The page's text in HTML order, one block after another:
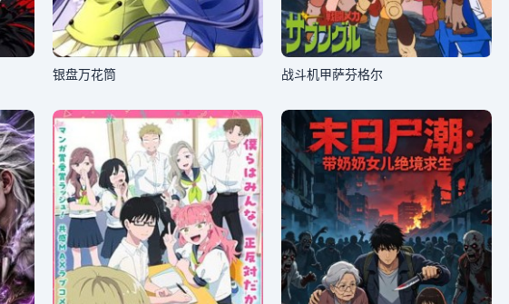
银盘万花筒 战斗机甲萨芬格尔